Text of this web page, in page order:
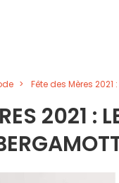
Fête des Mères
2021 :